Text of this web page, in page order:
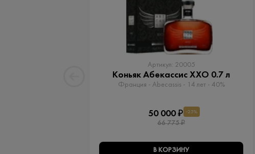
Артикул: 20005
Коньяк Абекассис XXO 0.7 л
Франция - Abecassis - 14 лет - 40%
50 000 ₽ -25%
66 775 ₽
В КОРЗИНУ